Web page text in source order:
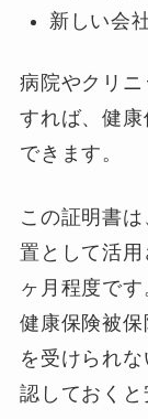
新しい会
病院やクリ
すれば、健
できます。
この証明書
置として活
ヶ月程度で
健康保険被
を受けられ
認しておくと